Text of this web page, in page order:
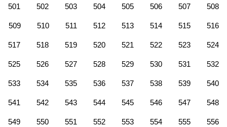
501 502 503 504 505 506 507 508
509 510 511 512 513 514 515 516
517 518 519 520 521 522 523 524
525 526 527 528 529 530 531 532
533 534 535 536 537 538 539 540
541 542 543 544 545 546 547 548
549 550 551 552 553 554 555 556